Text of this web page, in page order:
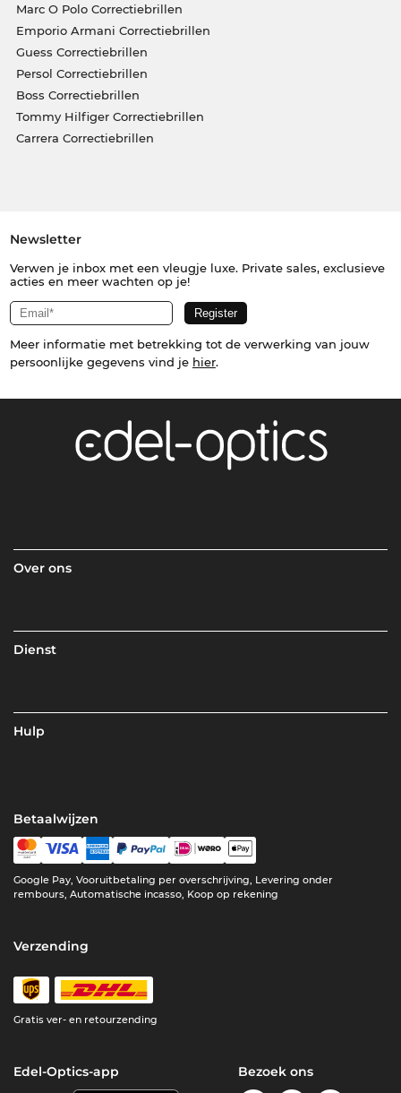
Marc O Polo Correctiebrillen
Emporio Armani Correctiebrillen
Guess Correctiebrillen
Persol Correctiebrillen
Boss Correctiebrillen
Tommy Hilfiger Correctiebrillen
Carrera Correctiebrillen
Newsletter
Verwen je inbox met een vleugje luxe. Private sales, exclusieve
acties en meer wachten op je!
Meer informatie met betrekking tot de verwerking van jouw
persoonlijke gegevens vind je hier.
Over ons
Dienst
Hulp
Betaalwijzen
Google Pay, Vooruitbetaling per overschrijving, Levering onder
rembours, Automatische incasso, Koop op rekening
Verzending
Gratis ver- en retourzending
Edel-Optics-app Bezoek ons